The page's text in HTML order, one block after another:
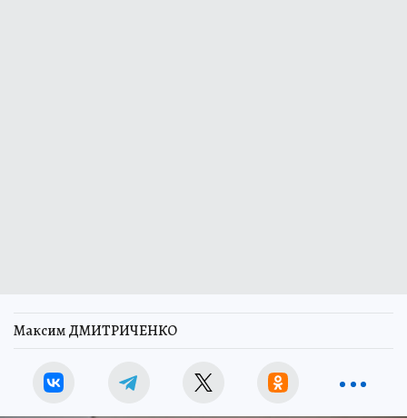
Максим ДМИТРИЧЕНКО